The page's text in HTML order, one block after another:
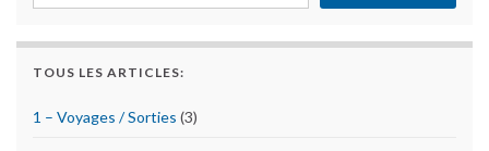
TOUS LES ARTICLES:
1 – Voyages / Sorties (3)